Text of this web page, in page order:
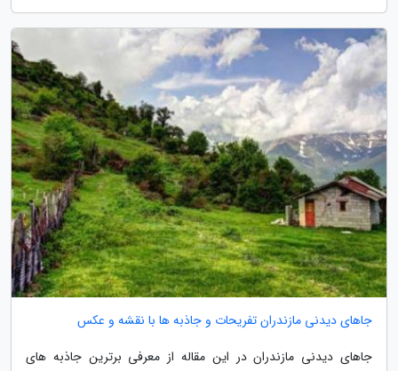
جاهای دیدنی مازندران تفریحات و جاذبه ها با نقشه و عکس
جاهای دیدنی مازندران در این مقاله از معرفی برترین جاذبه های